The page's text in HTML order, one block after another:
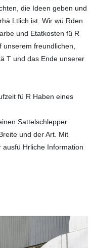
die Ideen geben und
Ltlich ist. Wir wü Rden
und Etatkosten fü R
freundlichen,
T und das Ende unserer
fü R Haben eines
Sattelschlepper
und der Art. Mit
Hrliche Information